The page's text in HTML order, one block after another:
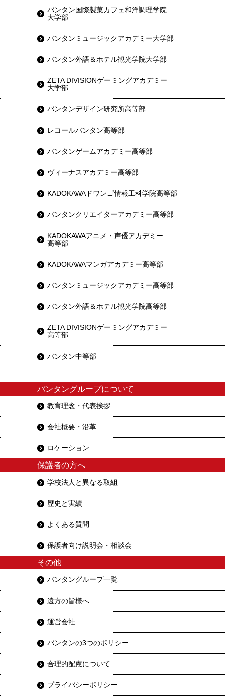
バンタン国際製菓カフェ和洋調理学院
大学部
バンタンミュージックアカデミー大学部
バンタン外語＆ホテル観光学院大学部
ZETA DIVISIONゲーミングアカデミー
大学部
バンタンデザイン研究所高等部
レコールバンタン高等部
バンタンゲームアカデミー高等部
ヴィーナスアカデミー高等部
KADOKAWAドワンゴ情報工科学院高等部
バンタンクリエイターアカデミー高等部
KADOKAWAアニメ・声優アカデミー
高等部
KADOKAWAマンガアカデミー高等部
バンタンミュージックアカデミー高等部
バンタン外語＆ホテル観光学院高等部
ZETA DIVISIONゲーミングアカデミー
高等部
バンタン中等部
バンタングループについて
教育理念・代表挨拶
会社概要・沿革
ロケーション
保護者の方へ
学校法人と異なる取組
歴史と実績
よくある質問
保護者向け説明会・相談会
その他
バンタングループ一覧
遠方の皆様へ
運営会社
バンタンの3つのポリシー
合理的配慮について
プライバシーポリシー